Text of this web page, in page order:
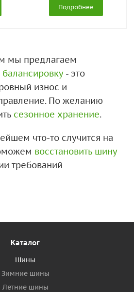
Подробнее
мы предлагаем
балансировку- это
износ и
По желанию
сезонное хранение.
что-то случится на
восстановить шину
требований
Каталог
Шины
Зимние шины
Летние шины